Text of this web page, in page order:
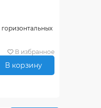
В избранное
В корзину